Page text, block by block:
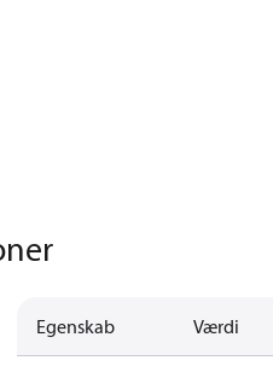
Egenskab Værdi